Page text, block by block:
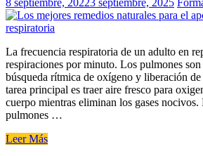
on
La frecuencia respiratoria de un adulto en
respiraciones por minuto. Los pulmones son
búsqueda rítmica de oxígeno y liberación
tarea principal es traer aire fresco para
cuerpo mientras eliminan los gases nocivos.
pulmones …
Leer Más«Los